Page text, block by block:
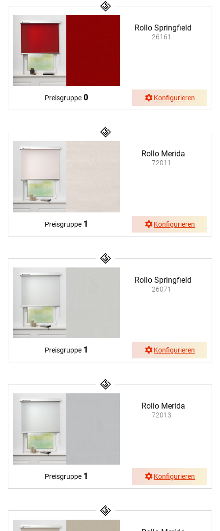
Rollo Springfield
26161
Preisgruppe 0 Konfigurieren
Rollo Merida
72011
Preisgruppe 1 Konfigurieren
Rollo Springfield
26071
Preisgruppe 1 Konfigurieren
Rollo Merida
72013
Preisgruppe 1 Konfigurieren